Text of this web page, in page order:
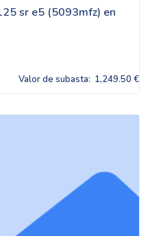
sr e5 (5093mfz) en
Valor de subasta: 1,249.50 €